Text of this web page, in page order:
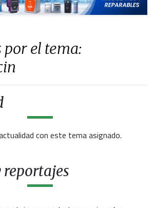
por el tema:
con este tema asignado.